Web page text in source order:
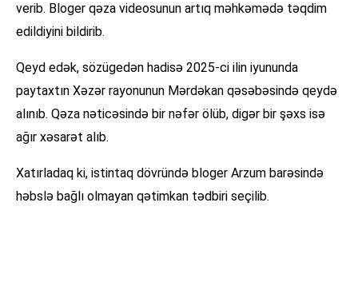
verib. Bloger qəza videosunun artıq məhkəmədə təqdim
edildiyini bildirib.
Qeyd edək, sözügedən hadisə 2025-ci ilin iyununda
paytaxtın Xəzər rayonunun Mərdəkan qəsəbəsində qeydə
alınıb. Qəza nəticəsində bir nəfər ölüb, digər bir şəxs isə
ağır xəsarət alıb.
Xatırladaq ki, istintaq dövründə bloger Arzum barəsində
həbslə bağlı olmayan qətimkan tədbiri seçilib.